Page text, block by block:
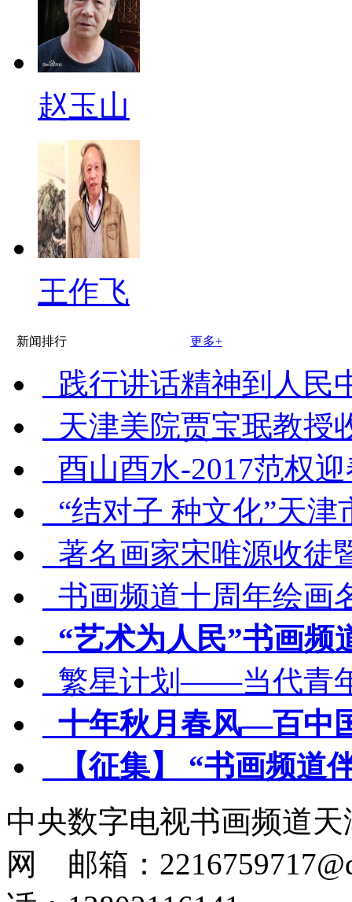
赵玉山
王作飞
新闻排行 更多+
践行讲话精神到人
天津美院贾宝珉教
酉山酉水-2017范权
“结对子 种文化”天
著名画家宋唯源收
书画频道十周年绘
“艺术为人民”书画频
繁星计划——当代青
十年秋月春风—百中
【征集】 “书画频道
中央数字电视书画频道
网 邮箱：